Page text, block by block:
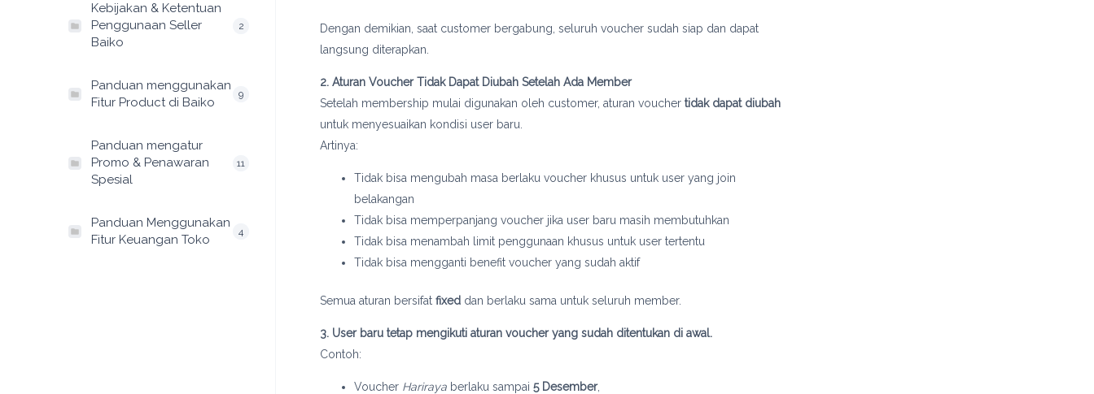
Kebijakan & Ketentuan
Penggunaan Seller
Baiko
2
Panduan menggunakan
Fitur Product di Baiko
9
Panduan mengatur
Promo & Penawaran
Spesial
11
Panduan Menggunakan
Fitur Keuangan Toko
4
Dengan demikian, saat customer bergabung, seluruh voucher sudah siap dan dapat
langsung diterapkan.
2. Aturan Voucher Tidak Dapat Diubah Setelah Ada Member
Setelah membership mulai digunakan oleh customer, aturan vouchertidak dapat diubah
untuk menyesuaikan kondisi user baru.
Artinya:
Tidak bisa mengubah masa berlaku voucher khusus untuk user yang join
belakangan
Tidak bisa memperpanjang voucher jika user baru masih membutuhkan
Tidak bisa menambah limit penggunaan khusus untuk user tertentu
Tidak bisa mengganti benefit voucher yang sudah aktif
Semua aturan bersifatfixed dan berlaku sama untuk seluruh member.
3. User baru tetap mengikuti aturan voucher yang sudah ditentukan di awal.
Contoh:
Voucher Hariraya berlaku sampai5 Desember,